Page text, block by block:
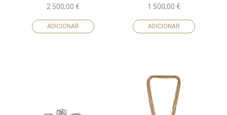
2 500,00 €
ADICIONAR
1 500,00 €
ADICIONAR